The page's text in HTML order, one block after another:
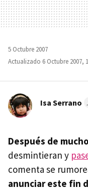
5 Octubre 2007
Actualizado 6 Octubre 2007,
Isa Serrano
Después de
desmintieran y
comenta se
anunciar este fin